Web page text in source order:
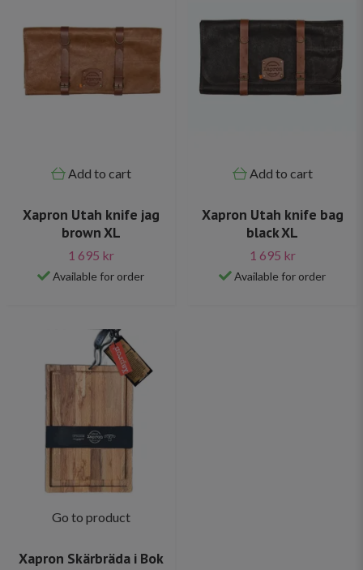
Add to cart
Xapron Utah knife jag
brown XL
1 695 kr
Available for order
Add to cart
Xapron Utah knife bag
black XL
1 695 kr
Available for order
Go to product
Xapron Skärbräda i Bok